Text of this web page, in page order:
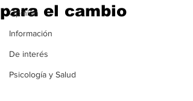
Opinión
Información
De interés
Psicología y Salud
para el cambio